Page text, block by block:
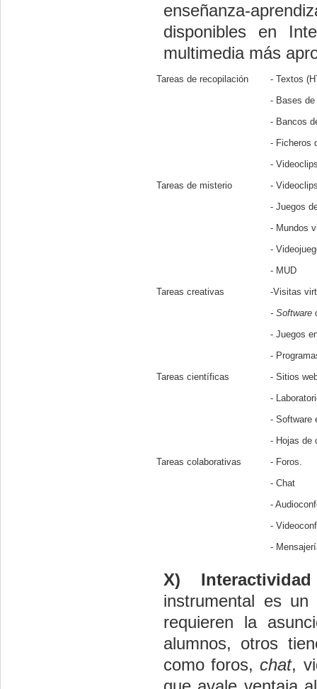
enseñanza-
disponibles en
multimedia más
Tareas de recopilación
- Textos
- Bases
- Bancos
- Ficheros
-
Tareas de misterio
-
- Juegos
- Mundos
-
- MUD
Tareas creativas
-Visitas
- Software
- Juegos
-
Tareas científicas
- Sitios
-
- Software
- Hojas de
Tareas colaborativas
- Foros.
- Chat
-
-
-
X)
instrumental es
requieren la
alumnos, otros
como foros,chat,